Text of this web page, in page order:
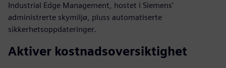
Industrial Edge Management, hostet i Siemens'
administrerte skymiljø, pluss automatiserte
sikkerhetsoppdateringer.
Aktiver kostnadsoversiktighet